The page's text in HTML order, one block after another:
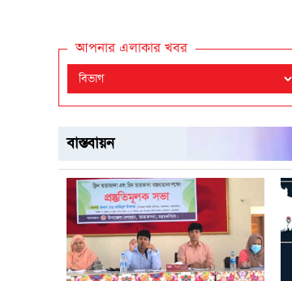
আপনার এলাকার খবর
বাস্তবায়ন